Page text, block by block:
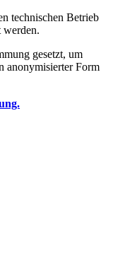
technischen Betrieb
werden.
gesetzt, um
anonymisierter Form